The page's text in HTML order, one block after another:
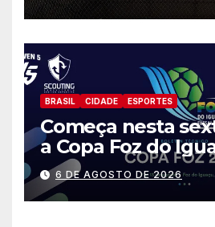
BRASIL CIDADE ESPORTES
Começa nesta
a Copa Foz do
2026 com
países
6 DE AGOSTO DE 2026